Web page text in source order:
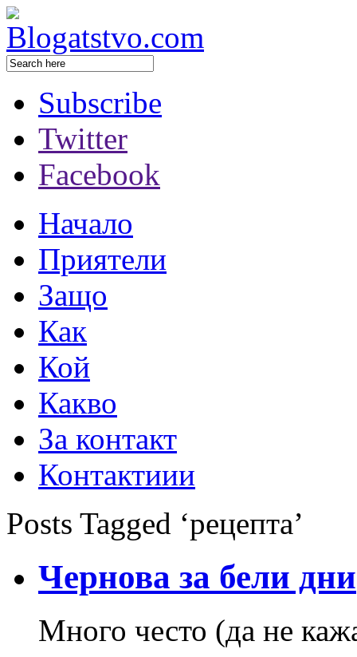
Subscribe
Twitter
Facebook
Начало
Приятели
Защо
Как
Кой
Какво
За контакт
Контактиии
Posts Tagged ‘рецепта’
Чернова за бели дни
Много често (да не